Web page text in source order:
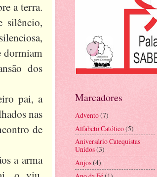
a terra.
silêncio,
dormiam
dos
pai, a
nas
de
a arma
Marcadores
Advento(7)
Alfabeto Católico(5)
Aniversário Catequistas
Unidos(3)
Anjos(4)